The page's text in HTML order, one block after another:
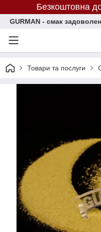
Безкоштовна
GURMAN - смак
Товари та послуги